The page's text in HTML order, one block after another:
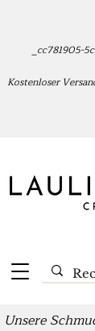
Unsere
_cc781905-
Kostenloser